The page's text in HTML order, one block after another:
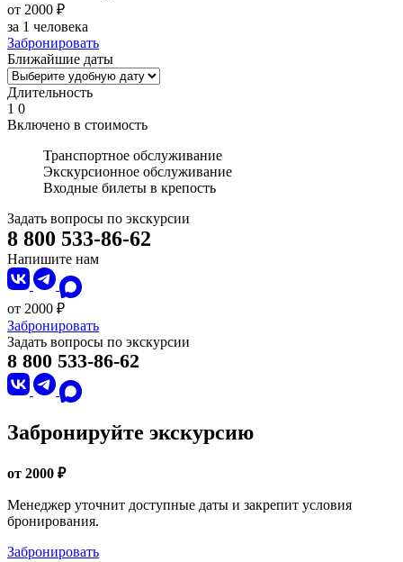
от 2000 ₽
за 1 человека
Забронировать
Ближайшие даты
Длительность
1 0
Включено в стоимость
Транспортное обслуживание
Экскурсионное обслуживание
Входные билеты в крепость
Задать вопросы по экскурсии
8 800 533-86-62
Напишите нам
от 2000 ₽
Забронировать
Задать вопросы по экскурсии
8 800 533-86-62
Забронируйте экскурсию
от 2000 ₽
Менеджер уточнит доступные даты и закрепит условия
бронирования.
Забронировать